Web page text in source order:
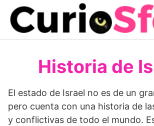
Saltar
contenido
Historia de
El estado de Israel no es de un
pero cuenta con una historia de
y conflictivas de todo el mundo.